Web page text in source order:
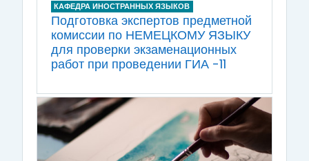
КАФЕДРА ИНОСТРАННЫХ ЯЗЫКОВ
Подготовка экспертов предметной
комиссии по НЕМЕЦКОМУ ЯЗЫКУ
для проверки экзаменационных
работ при проведении ГИА -11